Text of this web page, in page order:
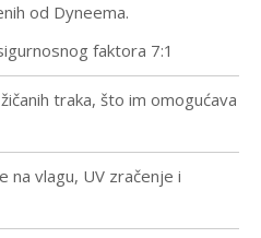
od Dyneema.
faktora 7:1
traka, što im omogućava
vlagu, UV zračenje i